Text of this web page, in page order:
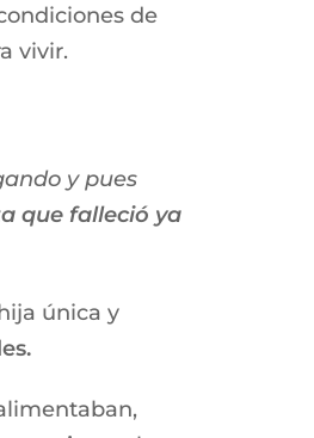
de
vivir.
y pues
que falleció ya
única y